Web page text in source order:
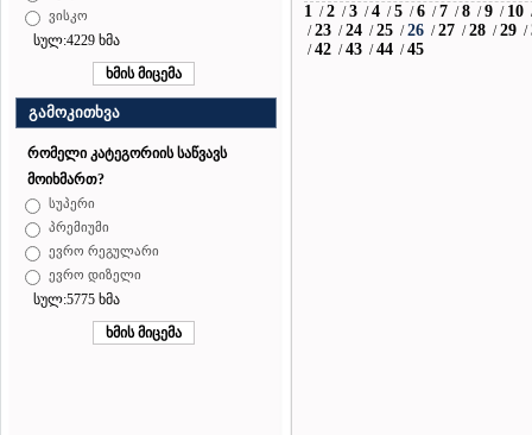
ვისკო
სულ:4229 ხმა
გამოკითხვა
რომელი კატეგორიის საწვავს
მოიხმართ?
სუპერი
პრემიუმი
ევრო რეგულარი
ევრო დიზელი
სულ:5775 ხმა
1 / 2 / 3 / 4 / 5 / 6 / 7 / 8 / 9 / 10
/ 23 / 24 / 25 / 26 / 27 / 28 / 29 /
/ 42 / 43 / 44 / 45